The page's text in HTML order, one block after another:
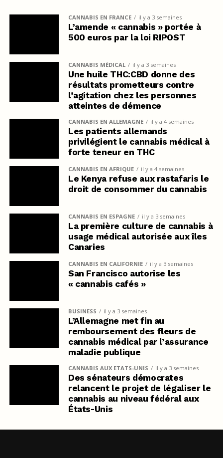
CANNABIS EN FRANCE il y a 3 semaines
L’amende « cannabis » portée à
500 euros par la loi RIPOST
CANNABIS MÉDICAL il y a 3 semaines
Une huile THC:CBD donne des
résultats prometteurs contre
l’agitation chez les personnes
atteintes de démence
CANNABIS EN ALLEMAGNE il y a 4 semaines
Les patients allemands
privilégient le cannabis médical à
forte teneur en THC
CANNABIS EN AFRIQUE il y a 4 semaines
Le Kenya refuse aux rastafaris le
droit de consommer du cannabis
CANNABIS EN ESPAGNE il y a 3 semaines
La première culture de cannabis à
usage médical autorisée aux îles
Canaries
CANNABIS EN CALIFORNIE il y a 3 semaines
San Francisco autorise les
« cannabis cafés »
BUSINESS il y a 3 semaines
L’Allemagne met fin au
remboursement des fleurs de
cannabis médical par l’assurance
maladie publique
CANNABIS AUX ETATS-UNIS il y a 3 semaines
Des sénateurs démocrates
relancent le projet de légaliser le
cannabis au niveau fédéral aux
États-Unis